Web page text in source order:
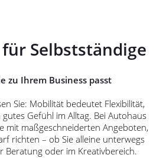
Selbstständige
zu Ihrem Business passt
Sie: Mobilität bedeutet Flexibilität,
Gefühl im Alltag. Bei Autohaus
mit maßgeschneiderten Angeboten,
richten – ob Sie alleine unterwegs
Beratung oder im Kreativbereich.